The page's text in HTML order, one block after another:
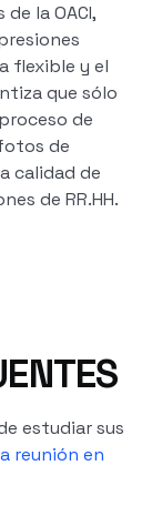
la OACI,
flexible y el
que sólo
de
de
calidad de
de RR.HH.
estudiar sus
reunión en